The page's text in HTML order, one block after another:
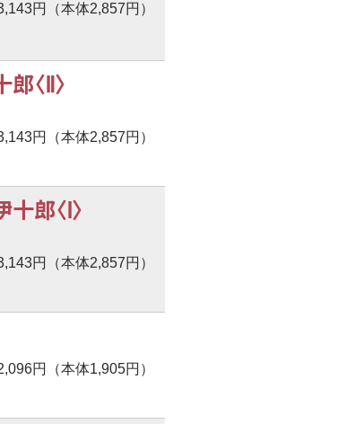
円（本体2,857円）
〈Ⅱ〉
円（本体2,857円）
郎〈Ⅰ〉
円（本体2,857円）
円（本体1,905円）